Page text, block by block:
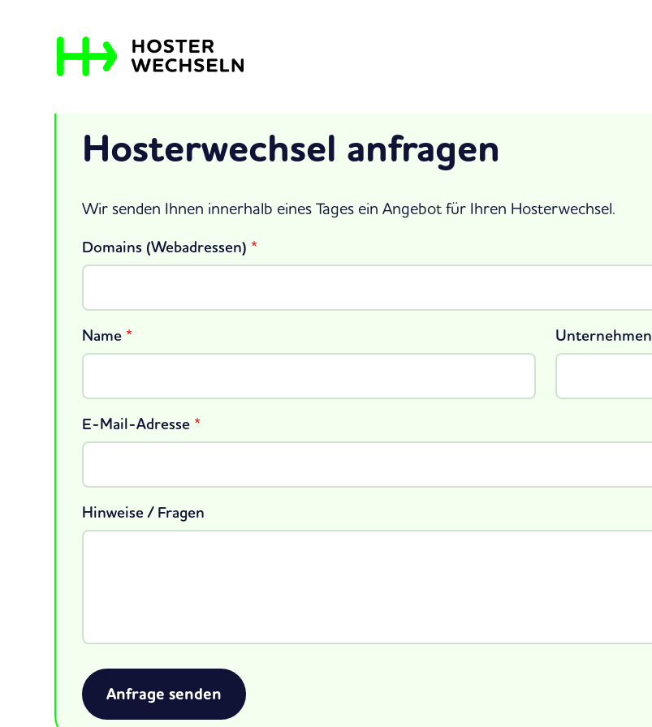
Hosterwechsel anfragen
Wir senden Ihnen innerhalb eines Tages ein Angebot für Ihren Hosterwechsel.
Domains (Webadressen) *
Name * Unternehmen
E-Mail-Adresse *
Hinweise / Fragen